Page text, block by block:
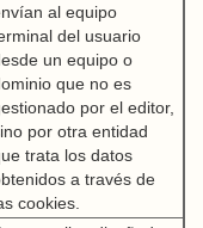
al equipo
del usuario
un equipo o
que no es
por el editor,
por otra entidad
trata los datos
a través de
cookies.